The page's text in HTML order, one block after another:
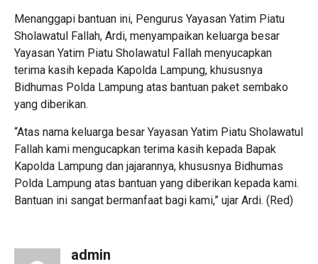
Menanggapi bantuan ini, Pengurus Yayasan Yatim Piatu
Sholawatul Fallah, Ardi, menyampaikan keluarga besar
Yayasan Yatim Piatu Sholawatul Fallah menyucapkan
terima kasih kepada Kapolda Lampung, khususnya
Bidhumas Polda Lampung atas bantuan paket sembako
yang diberikan.
“Atas nama keluarga besar Yayasan Yatim Piatu Sholawatul
Fallah kami mengucapkan terima kasih kepada Bapak
Kapolda Lampung dan jajarannya, khususnya Bidhumas
Polda Lampung atas bantuan yang diberikan kepada kami.
Bantuan ini sangat bermanfaat bagi kami,” ujar Ardi. (Red)
admin